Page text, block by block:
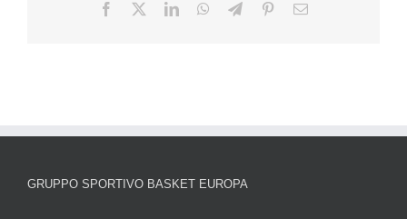
GRUPPO SPORTIVO BASKET EUROPA